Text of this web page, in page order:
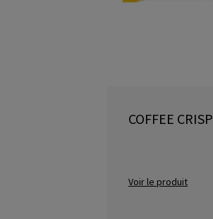
COFFEE CRISP
Voir le produit